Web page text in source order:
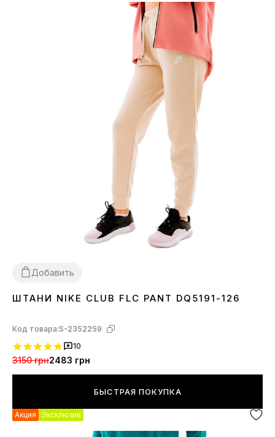
Добавить
XSS
ШТАНИ NIKE CLUB FLC PANT DQ5191-126
Код товара:S-2352259
10
3150 грн2483 грн
БЫСТРАЯ ПОКУПКА
Акция Эксклюзив